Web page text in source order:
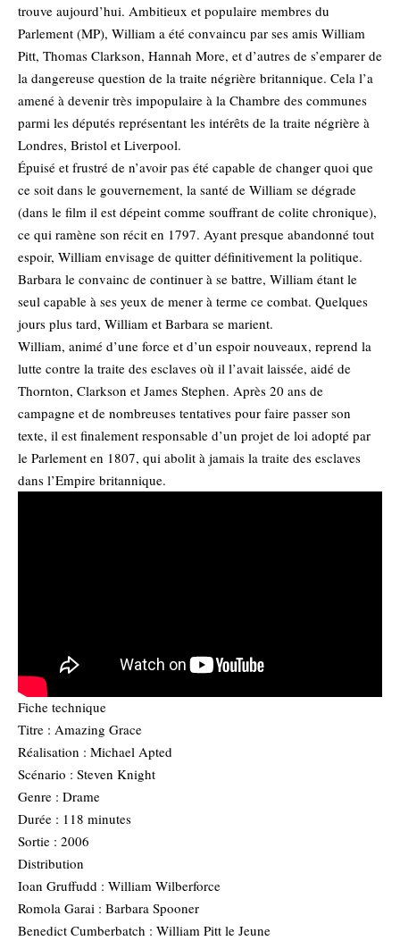
trouve aujourd’hui. Ambitieux et populaire membres du
Parlement (MP), William a été convaincu par ses amis William
Pitt, Thomas Clarkson, Hannah More, et d’autres de s’emparer de
la dangereuse question de la traite négrière britannique. Cela l’a
amené à devenir très impopulaire à la Chambre des communes
parmi les députés représentant les intérêts de la traite négrière à
Londres, Bristol et Liverpool.
Épuisé et frustré de n’avoir pas été capable de changer quoi que
ce soit dans le gouvernement, la santé de William se dégrade
(dans le film il est dépeint comme souffrant de colite chronique),
ce qui ramène son récit en 1797. Ayant presque abandonné tout
espoir, William envisage de quitter définitivement la politique.
Barbara le convainc de continuer à se battre, William étant le
seul capable à ses yeux de mener à terme ce combat. Quelques
jours plus tard, William et Barbara se marient.
William, animé d’une force et d’un espoir nouveaux, reprend la
lutte contre la traite des esclaves où il l’avait laissée, aidé de
Thornton, Clarkson et James Stephen. Après 20 ans de
campagne et de nombreuses tentatives pour faire passer son
texte, il est finalement responsable d’un projet de loi adopté par
le Parlement en 1807, qui abolit à jamais la traite des esclaves
dans l’Empire britannique.
Fiche technique
Titre : Amazing Grace
Réalisation : Michael Apted
Scénario : Steven Knight
Genre : Drame
Durée : 118 minutes
Sortie : 2006
Distribution
Ioan Gruffudd : William Wilberforce
Romola Garai : Barbara Spooner
Benedict Cumberbatch : William Pitt le Jeune